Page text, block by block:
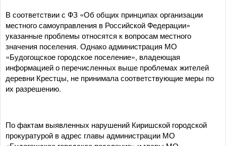
В соответствии с ФЗ «Об общих принципах организации
местного самоуправления в Российской Федерации»
указанные проблемы относятся к вопросам местного
значения поселения. Однако администрация МО
«Будогощское городское поселение», владеющая
информацией о перечисленных выше проблемах жителей
деревни Крестцы, не принимала соответствующие меры по
их разрешению.
По фактам выявленных нарушений Киришской городской
прокуратурой в адрес главы администрации МО